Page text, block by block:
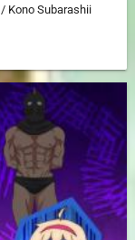
Kono Subarashii